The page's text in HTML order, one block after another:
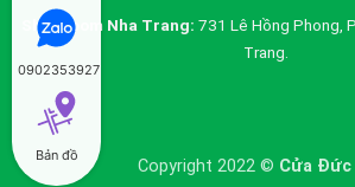
Showroom Nha Trang: 731 Lê Hồng Phong,
Trang.
Copyright 2022 © Cửa Đức
0902353927
Bản đồ